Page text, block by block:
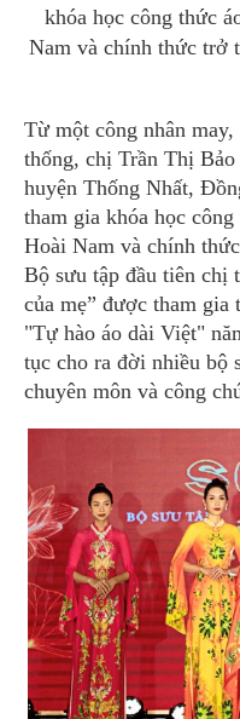
khóa học công thức
Nam và chính thức trở
Từ một công nhân
thống, chị Trần Thị
huyện Thống Nhất,
tham gia khóa học
Hoài Nam và chính
Bộ sưu tập đầu tiên chị
của mẹ” được tham
"Tự hào áo dài Việt"
tục cho ra đời nhiều bộ
chuyên môn và công